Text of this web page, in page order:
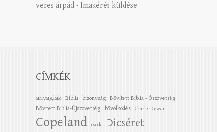
veres árpád - Imakérés küldése
CÍMKÉK
anyagiak Biblia bizonyság
Bővített Biblia - Ószövetség
Bővített Biblia-Újszövetség
bővölködés Charles Cowan
Copeland csoda Dicséret